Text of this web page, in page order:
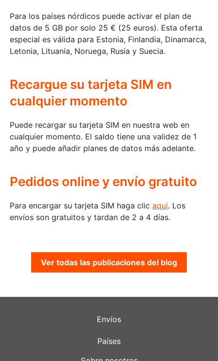
Para los países nórdicos puede activar el plan de
datos de 5 GB por solo 25 € (25 euros). Esta oferta
especial es válida para Estonia, Finlandia, Dinamarca,
Letonia, Lituania, Noruega, Rusia y Suecia.
Recargue su tarjeta SIM en
cualquier momento
Puede recargar su tarjeta SIM en nuestra web en
cualquier momento. El saldo tiene una validez de 1
año y puede añadir planes de datos más adelante.
Pedidos online y envío gratuito
Para encargar su tarjeta SIM haga clic aquí. Los
envíos son gratuitos y tardan de 2 a 4 días.
Ver todas las publicaciones del blog
Envíos
Países